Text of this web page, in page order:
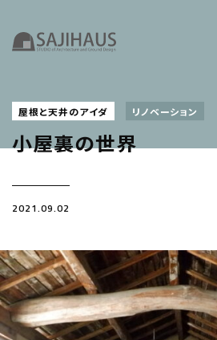
屋根と天井のアイダ リノベーション
小屋裏の世界
2021.09.02